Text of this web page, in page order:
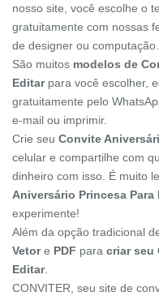
nosso site, você escolhe o
gratuitamente com nossas
de designer ou computação.
São muitos modelos de
Editarpara você escolher,
gratuitamente pelo
e-mail ou imprimir.
Crie seu Convite
celular e compartilhe com
dinheiro com isso. É muito
Aniversário Princesa
experimente!
Além da opção tradicional
Vetore PDF para criar seu
Editar.
CONVITER, seu site de